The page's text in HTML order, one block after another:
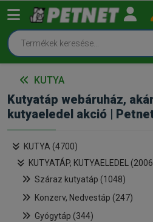
KUTYA
Kutyatáp webáruház,
kutyaeledel akció |
KUTYA (4700)
KUTYATÁP, KUTYAELEDEL
Száraz kutyatáp (1048)
Konzerv, Nedvestáp (247)
Gyógytáp (344)